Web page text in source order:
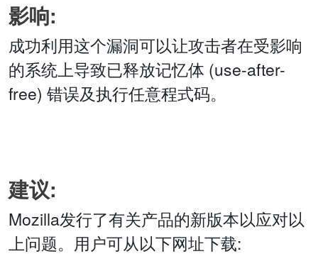
影响:
成功利用这个漏洞可以让攻击者在受影响
的系统上导致已释放记忆体 (use-after-
free) 错误及执行任意程式码。
建议:
Mozilla发行了有关产品的新版本以应对以
上问题。用户可从以下网址下载: